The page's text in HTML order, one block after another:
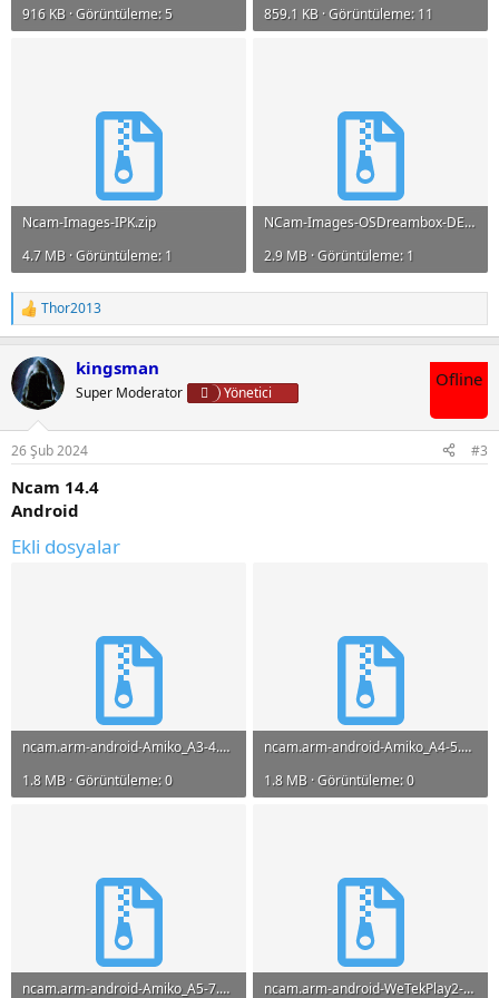
916 KB · Görüntüleme: 5 859.1 KB · Görüntüleme: 11
Ncam-Images-IPK.zip
4.7 MB · Görüntüleme: 1
NCam-Images-OSDreambox-DEB.zip
2.9 MB · Görüntüleme: 1
T
e
k
i
l
:
Thor2013
kingsman
Super Moderator Yönetici
Ofline
26 Şub 2024 #3
Ncam 14.4
Android
Ekli dosyalar
ncam.arm-android-Amiko_A3-4.4_KitKat.zip
1.8 MB · Görüntüleme: 0
ncam.arm-android-Amiko_A4-5.1_Lollipop.zip
1.8 MB · Görüntüleme: 0
ncam.arm-android-Amiko_A5-7.0_Nougat.zip
ncam.arm-android-WeTekPlay2-WeOSv2_5.0-Lollipop.zip